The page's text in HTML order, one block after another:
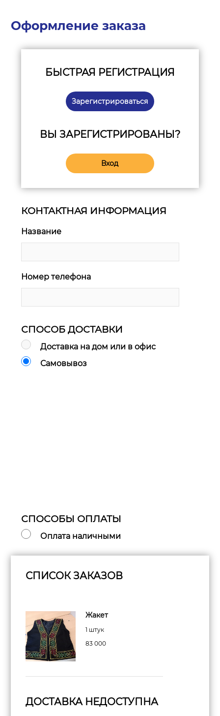
Оформление заказа
БЫСТРАЯ РЕГИСТРАЦИЯ
Зарегистрироваться
ВЫ ЗАРЕГИСТРИРОВАНЫ?
Вход
КОНТАКТНАЯ ИНФОРМАЦИЯ
Название
Номер телефона
СПОСОБ ДОСТАВКИ
Доставка на дом или в офис
Самовывоз
СПОСОБЫ ОПЛАТЫ
Оплата наличными
СПИСОК ЗАКАЗОВ
Жакет
1 штук
83 000
ДОСТАВКА НЕДОСТУПНА